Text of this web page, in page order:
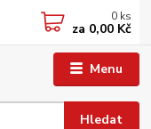
Menu
Hledat
0 ks
za 0,00 Kč